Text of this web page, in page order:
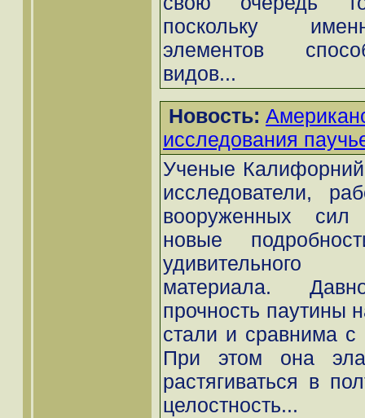
поскольку
элементов
видов...
Новость:
иcследования
Ученые
исследователи,
вооруженных
новые
удивительного
материала.
прочность паутины
стали и сравнима с
При этом она
растягиваться в
целостность...